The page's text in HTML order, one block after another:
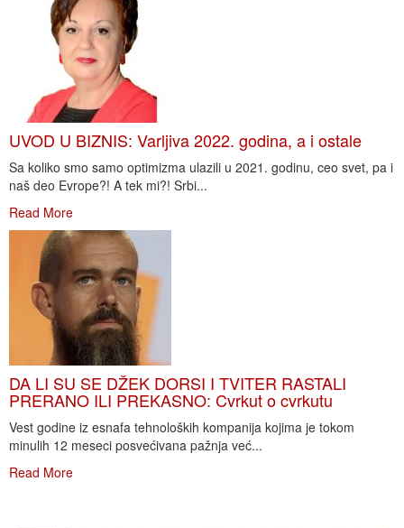
UVOD U BIZNIS: Varljiva 2022. godina, a i ostale
Sa koliko smo samo optimizma ulazili u 2021. godinu, ceo svet, pa i
naš deo Evrope?! A tek mi?! Srbi...
Read More
DA LI SU SE DŽEK DORSI I TVITER RASTALI
PRERANO ILI PREKASNO: Cvrkut o cvrkutu
Vest godine iz esnafa tehnoloških kompanija kojima je tokom
minulih 12 meseci posvećivana pažnja već...
Read More